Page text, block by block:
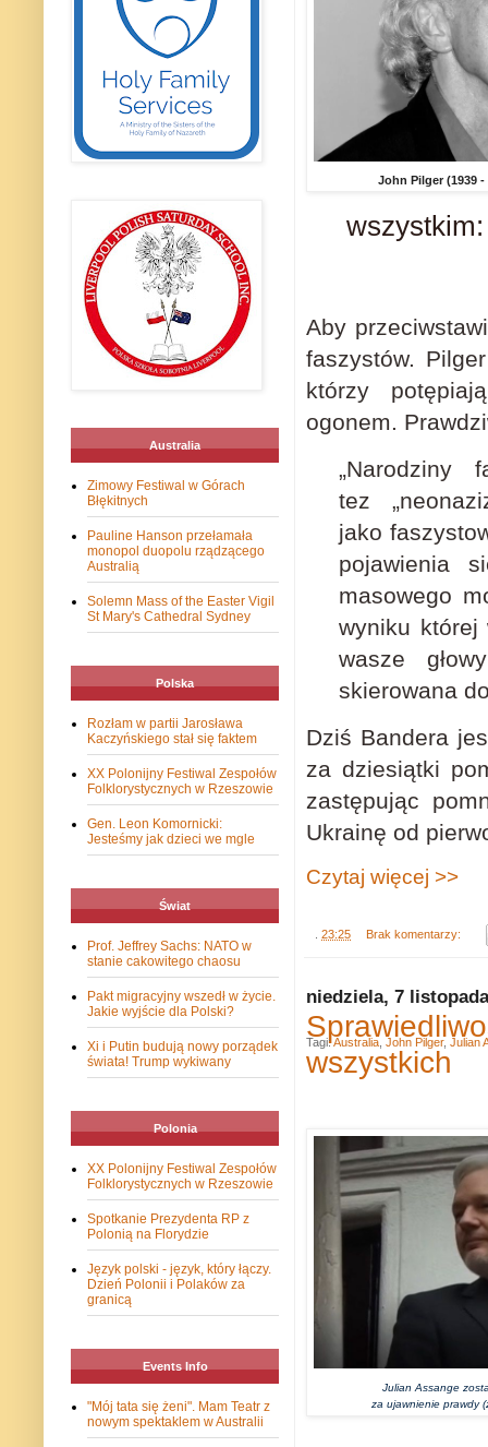
John Pilger (1939 -
Aby
faszystów.
którzy
ogonem.
„Narodziny
tez
jako
pojawienia
masowego
wyniku której
wasze
skierowana
Dziś Bandera
za dziesiątki
zastępując
Ukrainę od
Czytaj więcej >>
23:25 Brak komentarzy:
niedziela, 7
wszystkich
Julian Assange
za ujawnienie prawdy
Tagi:Australia John Pilger, Julian
Australia
Zimowy Festiwal w Górach
Błękitnych
Pauline Hanson przełamała
monopol duopolu rządzącego
Australią
Solemn Mass of the Easter Vigil
St Mary's Cathedral Sydney
Polska
Rozłam w partii Jarosława
Kaczyńskiego stał się faktem
XX Polonijny Festiwal Zespołów
Folklorystycznych w Rzeszowie
Gen. Leon Komornicki:
Jesteśmy jak dzieci we mgle
Świat
Prof. Jeffrey Sachs: NATO w
stanie cakowitego chaosu
Pakt migracyjny wszedł w życie.
Jakie wyjście dla Polski?
Xi i Putin budują nowy porządek
świata! Trump wykiwany
Polonia
XX Polonijny Festiwal Zespołów
Folklorystycznych w Rzeszowie
Spotkanie Prezydenta RP z
Polonią na Florydzie
Język polski - język, który łączy.
Dzień Polonii i Polaków za
granicą
Events Info
"Mój tata się żeni". Mam Teatr z
nowym spektaklem w Australii